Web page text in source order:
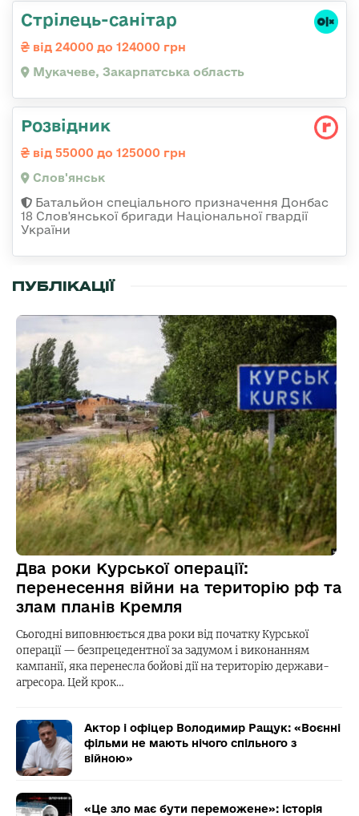
Стрілець-санітар
від 24000 до 124000 грн
Мукачеве, Закарпатська область
Розвідник
від 55000 до 125000 грн
Слов'янськ
Батальйон спеціального призначення Донбас
18 Слов'янської бригади Національної гвардії
України
ПУБЛІКАЦІЇ
Два роки Курської операції:
перенесення війни на територію рф та
злам планів Кремля
Сьогодні виповнюється два роки від початку Курської
операції — безпрецедентної за задумом і виконанням
кампанії, яка перенесла бойові дії на територію держави-
агресора. Цей крок…
Актор і офіцер Володимир Ращук: «Воєнні
фільми не мають нічого спільного з
війною»
«Це зло має бути переможене»: історія